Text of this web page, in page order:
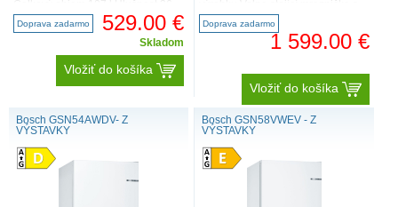
dB Obec..
Doprava zadarmo 529.00 €
Skladom
Vložiť do košíka
NoFrost GTIN 4..
Doprava zadarmo
1 599.00 €
Vložiť do košíka
Bosch GSN54AWDV- Z
VÝSTAVKY
Bosch GSN58VWEV - Z
VÝSTAVKY